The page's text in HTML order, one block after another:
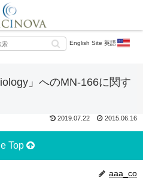
English Site 英語
」へのMN-166に関す
2019.07.22 2015.06.16
Top
aaa_co